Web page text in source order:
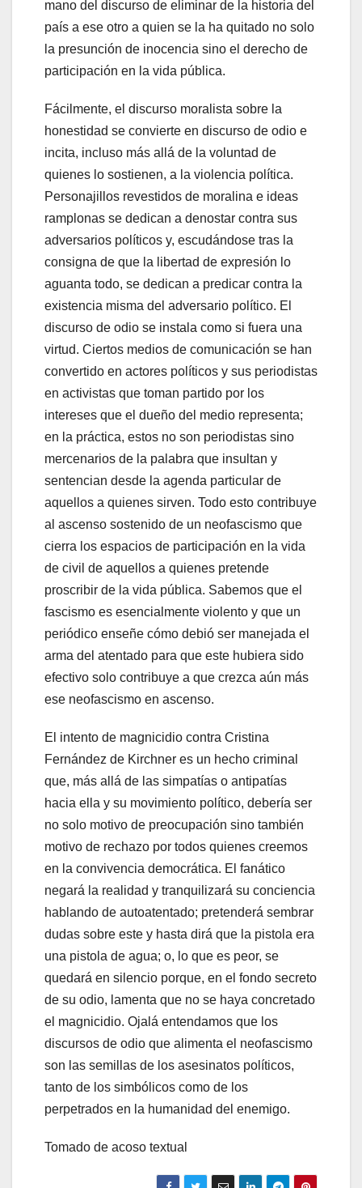
mano del discurso de eliminar de la historia del
país a ese otro a quien se la ha quitado no solo
la presunción de inocencia sino el derecho de
participación en la vida pública.
Fácilmente, el discurso moralista sobre la
honestidad se convierte en discurso de odio e
incita, incluso más allá de la voluntad de
quienes lo sostienen, a la violencia política.
Personajillos revestidos de moralina e ideas
ramplonas se dedican a denostar contra sus
adversarios políticos y, escudándose tras la
consigna de que la libertad de expresión lo
aguanta todo, se dedican a predicar contra la
existencia misma del adversario político. El
discurso de odio se instala como si fuera una
virtud. Ciertos medios de comunicación se han
convertido en actores políticos y sus periodistas
en activistas que toman partido por los
intereses que el dueño del medio representa;
en la práctica, estos no son periodistas sino
mercenarios de la palabra que insultan y
sentencian desde la agenda particular de
aquellos a quienes sirven. Todo esto contribuye
al ascenso sostenido de un neofascismo que
cierra los espacios de participación en la vida
de civil de aquellos a quienes pretende
proscribir de la vida pública. Sabemos que el
fascismo es esencialmente violento y que un
periódico enseñe cómo debió ser manejada el
arma del atentado para que este hubiera sido
efectivo solo contribuye a que crezca aún más
ese neofascismo en ascenso.
El intento de magnicidio contra Cristina
Fernández de Kirchner es un hecho criminal
que, más allá de las simpatías o antipatías
hacia ella y su movimiento político, debería ser
no solo motivo de preocupación sino también
motivo de rechazo por todos quienes creemos
en la convivencia democrática. El fanático
negará la realidad y tranquilizará su conciencia
hablando de autoatentado; pretenderá sembrar
dudas sobre este y hasta dirá que la pistola era
una pistola de agua; o, lo que es peor, se
quedará en silencio porque, en el fondo secreto
de su odio, lamenta que no se haya concretado
el magnicidio. Ojalá entendamos que los
discursos de odio que alimenta el neofascismo
son las semillas de los asesinatos políticos,
tanto de los simbólicos como de los
perpetrados en la humanidad del enemigo.
Tomado de acoso textual